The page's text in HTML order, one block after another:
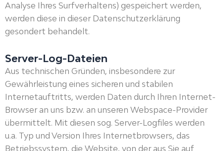
Analyse Ihres Surfverhaltens) gespeichert werden,
werden diese in dieser Datenschutzerklärung
gesondert behandelt.
Server-Log-Dateien
Aus technischen Gründen, insbesondere zur
Gewährleistung eines sicheren und stabilen
Internetauftritts, werden Daten durch Ihren Internet-
Browser an uns bzw. an unseren Webspace-Provider
übermittelt. Mit diesen sog. Server-Logfiles werden
u.a. Typ und Version Ihres Internetbrowsers, das
Betriebssystem, die Website, von der aus Sie auf